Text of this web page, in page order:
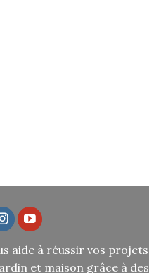
aide à réussir vos projets
et maison grâce à des